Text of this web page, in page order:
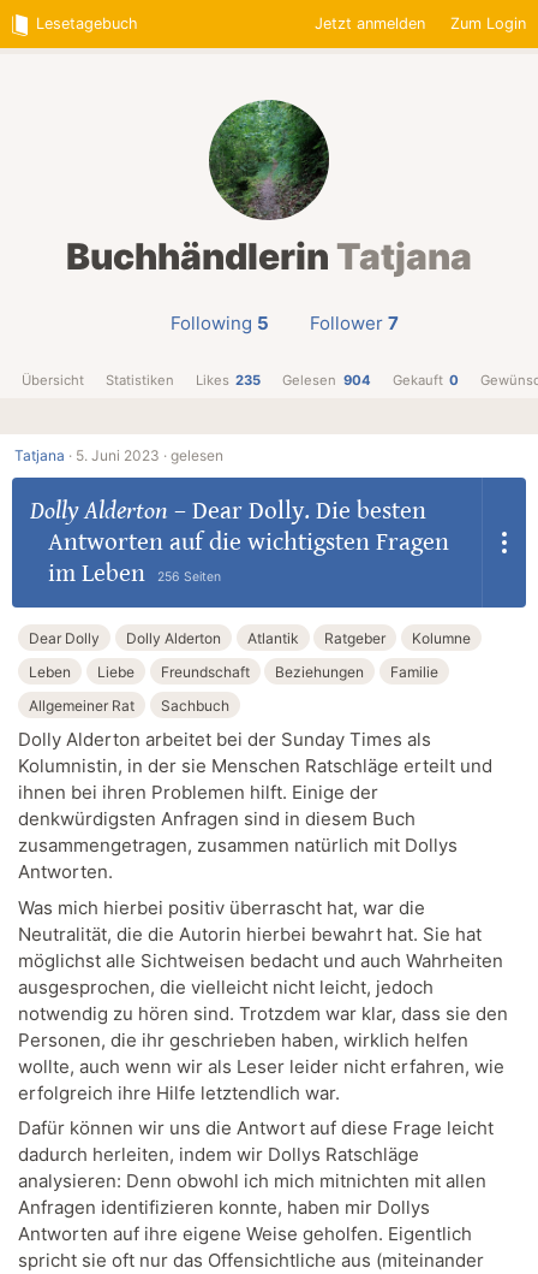
Lesetagebuch Jetzt anmelden Zum Login
Buchhändlerin Tatjana
Following 5 Follower 7
Übersicht Statistiken Likes 235 Gelesen 904 Gekauft 0
Tatjana · 5. Juni 2023 · gelesen
Dolly Alderton – Dear Dolly. Die besten
Antworten auf die wichtigsten Fragen
im Leben
256 Seiten
Dear Dolly Dolly Alderton Atlantik Ratgeber
Kolumne
Leben
Liebe Freundschaft Beziehungen
Familie
Allgemeiner Rat
Sachbuch
Dolly Alderton arbeitet bei der Sunday Times als
Kolumnistin, in der sie Menschen Ratschläge erteilt und
ihnen bei ihren Problemen hilft. Einige der
denkwürdigsten Anfragen sind in diesem Buch
zusammengetragen, zusammen natürlich mit Dollys
Antworten.
Was mich hierbei positiv überrascht hat, war die
Neutralität, die die Autorin hierbei bewahrt hat. Sie hat
möglichst alle Sichtweisen bedacht und auch Wahrheiten
ausgesprochen, die vielleicht nicht leicht, jedoch
notwendig zu hören sind. Trotzdem war klar, dass sie den
Personen, die ihr geschrieben haben, wirklich helfen
wollte, auch wenn wir als Leser leider nicht erfahren, wie
erfolgreich ihre Hilfe letztendlich war.
Dafür können wir uns die Antwort auf diese Frage leicht
dadurch herleiten, indem wir Dollys Ratschläge
analysieren: Denn obwohl ich mich mitnichten mit allen
Anfragen identifizieren konnte, haben mir Dollys
Antworten auf ihre eigene Weise geholfen. Eigentlich
spricht sie oft nur das Offensichtliche aus (miteinander